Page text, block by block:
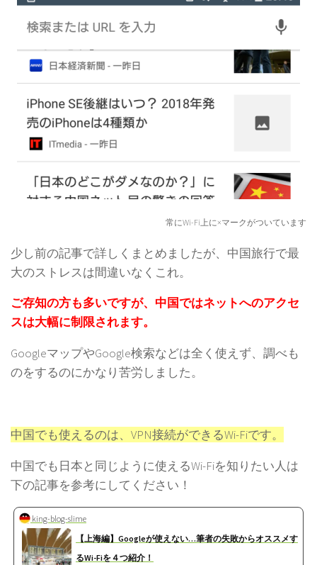
常にWi-Fi上に×マークがついています
少し前の記事で詳しくまとめましたが、中国旅行で最
大のストレスは間違いなくこれ。
ご存知の方も多いですが、中国ではネットへのアクセ
スは大幅に制限されます。
GoogleマップやGoogle検索などは全く使えず、調べも
のをするのにかなり苦労しました。
中国でも使えるのは、VPN接続ができるWi-Fiです。
中国でも日本と同じように使えるWi-Fiを知りたい人は
下の記事を参考にしてください！
king-blog-slime
【上海編】Googleが使えない…筆者の失敗からオススメす
るWi-Fiを４つ紹介！